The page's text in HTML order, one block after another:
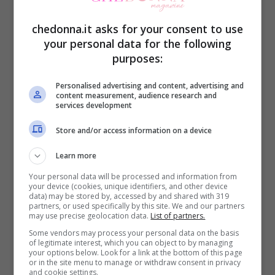
anni dopo, folgorato da Paul McCartney,
parte per Londra dove suona il basso
elettrico. Nel 1979 riceve l’incarico di
formare la band di supporto per Gianna
Nannini. Nel 1980 inizia la sua storia
accanto a Vasco Rossi.
«Correva l’anno ’79 quando, durante un
mio live al Picchio Rosso di Modena, una
sera t’incontro Vasco accompagnato da
Guido Elmi. Non sapevo nemmeno chi
fosse, spartivo l’esistenza in Germania con
chedonna.it asks for your consent to use
your personal data for the following
purposes:
Personalised advertising and content, advertising and
content measurement, audience research and
services development
Store and/or access information on a device
Learn more
Your personal data will be processed and information from
your device (cookies, unique identifiers, and other device
data) may be stored by, accessed by and shared with 319
partners, or used specifically by this site. We and our partners
may use precise geolocation data. List of partners.
Some vendors may process your personal data on the basis
of legitimate interest, which you can object to by managing
your options below. Look for a link at the bottom of this page
or in the site menu to manage or withdraw consent in privacy
and cookie settings.